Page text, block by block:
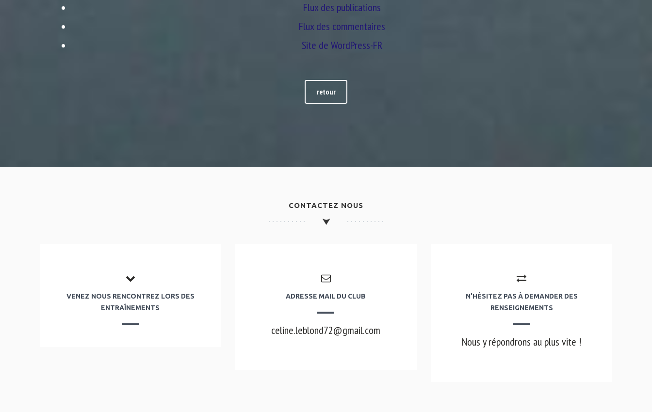
Flux des publications
Flux des commentaires
Site de WordPress-FR
retour
CONTACTEZ NOUS
VENEZ NOUS RENCONTREZ LORS DES
ENTRAÎNEMENTS
ADRESSE MAIL DU CLUB
celine.leblond72@gmail.com
N'HÉSITEZ PAS À DEMANDER DES
RENSEIGNEMENTS
Nous y répondrons au plus vite !